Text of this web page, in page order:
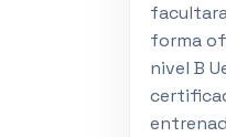
forma
nivel B